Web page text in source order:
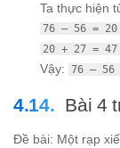
Ta thực hiện
76 – 56 = 20
20 + 27 = 47
Vậy: 76 – 56
Bài 4
Đề bài: Một rạp